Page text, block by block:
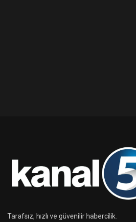
Tarafsız, hızlı ve güvenilir habercilik.